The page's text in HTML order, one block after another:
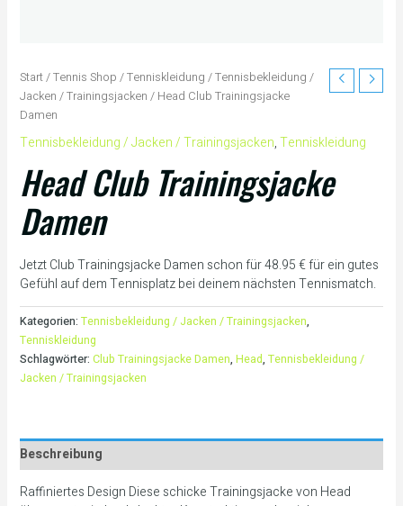
Start/Tennis Shop /Tenniskleidung /Tennisbekleidung /
Jacken / Trainingsjacken / Head Club Trainingsjacke
Damen
Tennisbekleidung / Jacken / Trainingsjacken,Tenniskleidung
Head Club Trainingsjacke
Damen
Jetzt Club Trainingsjacke Damen schon für 48.95 € für ein gutes
Gefühl auf dem Tennisplatz bei deinem nächsten Tennismatch.
Kategorien: Tennisbekleidung / Jacken / Trainingsjacken,
Tenniskleidung
Schlagwörter: Club Trainingsjacke Damen, Head, Tennisbekleidung /
Jacken / Trainingsjacken
Beschreibung
Raffiniertes Design Diese schicke Trainingsjacke von Head